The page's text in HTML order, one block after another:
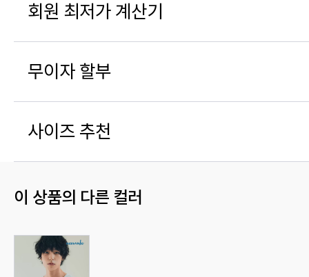
회원 최저가 계산기
무이자 할부
사이즈 추천
이 상품의 다른 컬러